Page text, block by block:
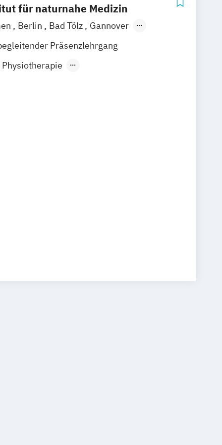
für naturnahe Medizin
Berlin Bad Tölz
Gannover
Bad Säckingen
Ludwigsburg
Ottersberg
München
Schwandorf
Präsenzlehrgang